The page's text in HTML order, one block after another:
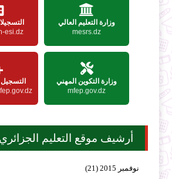
وزارة التعليم العالي
mesrs.dz
esi.dz
وزارة التكوين المهني
mfep.gov.dz
أرشيف موقع التعليم الجزائري